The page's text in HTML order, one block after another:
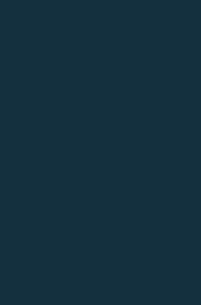
תל אביב – הודעה
מטרת התכנית הינה בין
בניה קיימים, תוך פיתוח
שכונת "מרכז